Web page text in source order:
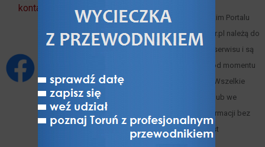
kontaktowy
Materiały zawarte w Toruńskim Portalu
Turystycznym www.toruntour.pl należą do
ich autorów lub właściciela serwisu i są
objęte prawami autorskimi od momentu
powstania Portalu w 2015 r. Wszelkie
wykorzystywanie w całości lub we
fragmentach zawartych informacji bez
zgody Wydawcy Serwisu jest